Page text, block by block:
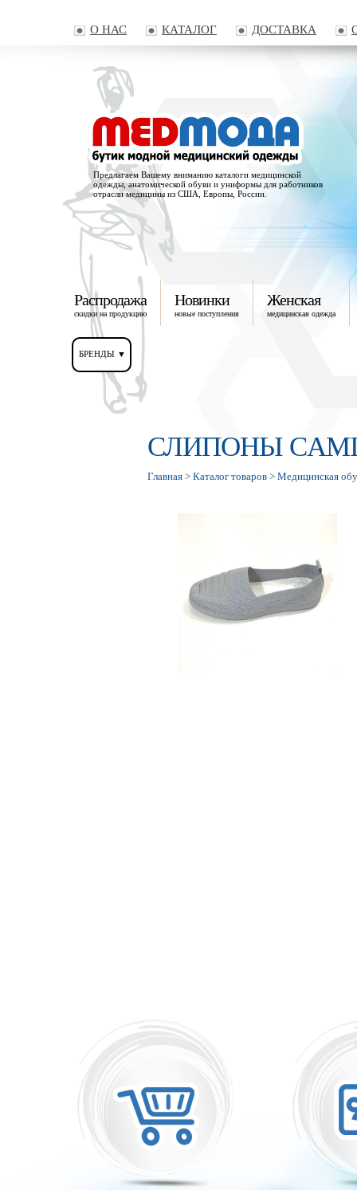
О НАС КАТАЛОГ ДОСТАВКА
Предлагаем Вашему вниманию каталоги медицинской
одежды, анатомической обуви и униформы для работников
отрасли медицины из США, Европы, России.
Распродажа
скидки на продукцию
Новинки
новые поступления
Женская
медицинская одежда
БРЕНДЫ ▼
СЛИПОНЫ
Главная > Каталог товаров > Медицинская